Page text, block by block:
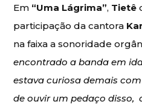
Em “Uma Lágrima”, Tietê
participação da cantora
na faixa a sonoridade
encontrado a banda em
estava curiosa demais
de ouvir um pedaço disso,